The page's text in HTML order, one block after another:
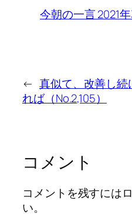
今朝の一言 2021
← 真似て、改善し続
れば（No.2,105）
コメント
コメントを残すには
い。